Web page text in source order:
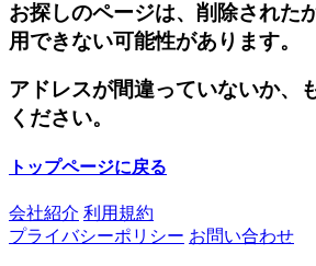
お探しのページは、削除された
用できない可能性があります。
アドレスが間違っていないか、
ください。
トップページに戻る
会社紹介 利用規約
プライバシーポリシー お問い合わせ